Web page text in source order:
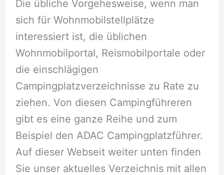
Die übliche Vorgehesweise, wenn man
sich für Wohnmobilstellplätze
interessiert ist, die üblichen
Wohnmobilportal, Reismobilportale oder
die einschlägigen
Campingplatzverzeichnisse zu Rate zu
ziehen. Von diesen Campingführeren
gibt es eine ganze Reihe und zum
Beispiel den ADAC Campingplatzführer.
Auf dieser Webseit weiter unten finden
Sie unser aktuelles Verzeichnis mit allen